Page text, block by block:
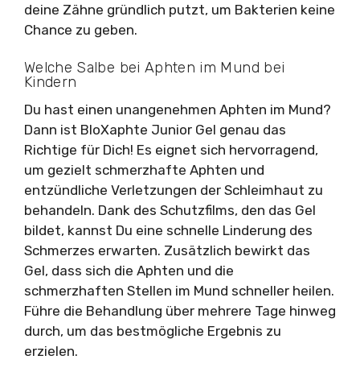
deine Zähne gründlich putzt, um Bakterien keine
Chance zu geben.
Welche Salbe bei Aphten im Mund bei
Kindern
Du hast einen unangenehmen Aphten im Mund?
Dann ist BloXaphte Junior Gel genau das
Richtige für Dich! Es eignet sich hervorragend,
um gezielt schmerzhafte Aphten und
entzündliche Verletzungen der Schleimhaut zu
behandeln. Dank des Schutzfilms, den das Gel
bildet, kannst Du eine schnelle Linderung des
Schmerzes erwarten. Zusätzlich bewirkt das
Gel, dass sich die Aphten und die
schmerzhaften Stellen im Mund schneller heilen.
Führe die Behandlung über mehrere Tage hinweg
durch, um das bestmögliche Ergebnis zu
erzielen.